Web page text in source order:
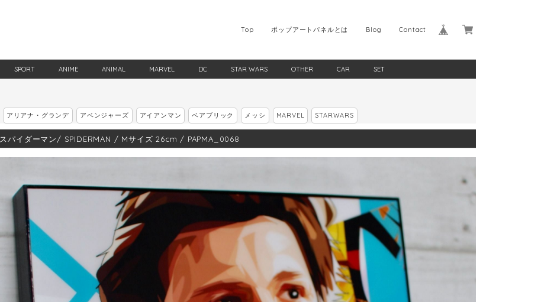
Contact
Blog
ポップアートパネルとは
Top
SPORT ANIME ANIMAL MARVEL DC STAR WARS OTHER CAR SET
アリアナ・グランデ アベンジャーズ アイアンマン ベアブリック メッシ MARVEL STARWARS
スパイダーマン/ SPIDERMAN / Mサイズ 26cm / PAPMA_0068